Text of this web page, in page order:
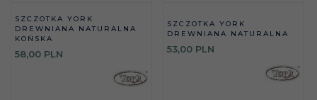
SZCZOTKA YORK
DREWNIANA NATURALNA
KOŃSKA
58,00 PLN
SZCZOTKA YORK
DREWNIANA NATURALNA
53,00 PLN